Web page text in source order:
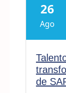
26
Ago
de